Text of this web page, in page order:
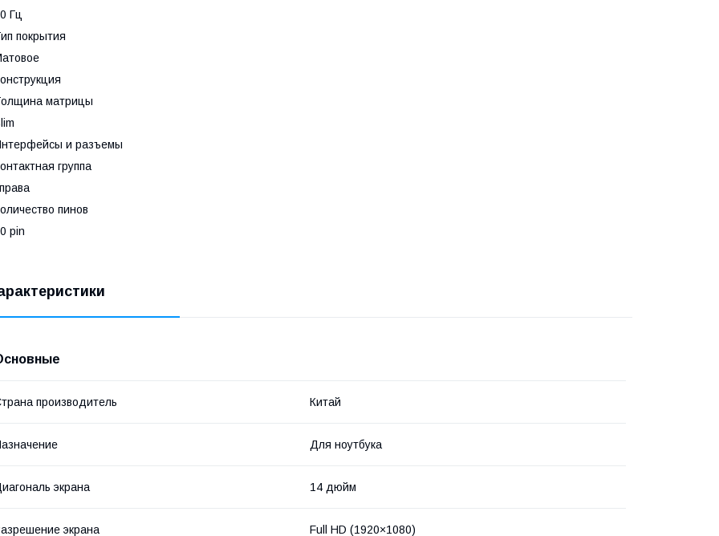
Гц
покрытия
матрицы
и разъемы
группа
пинов
pin
производитель Китай
Для ноутбука
экрана 14 дюйм
экрана Full HD (1920×1080)